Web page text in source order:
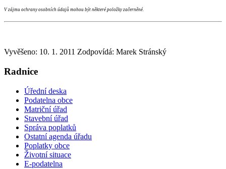
V zájmu ochrany osobních údajů mohou být některé položky začerněné.
Vyvěšeno: 10. 1. 2011 Zodpovídá: Marek Stránský
Radnice
Úřední deska
Podatelna obce
Matriční úřad
Stavební úřad
Správa poplatků
Ostatní agenda úřadu
Poplatky obce
Životní situace
E-podatelna